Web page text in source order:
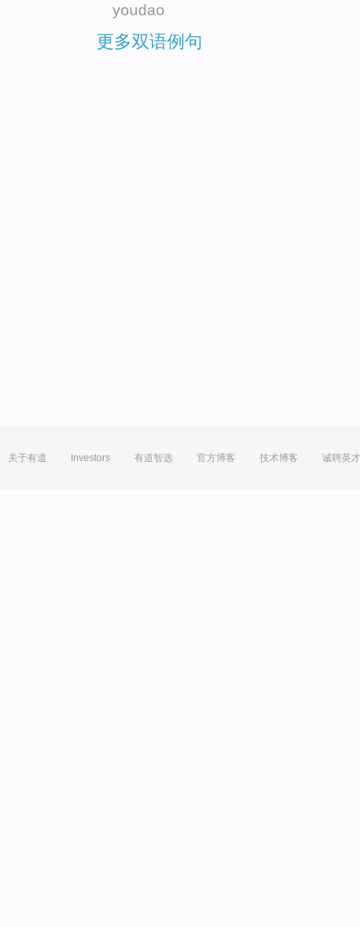
youdao
更多双语例句
关于有道 Investors 有道智选 官方博客 技术博客 诚聘英才